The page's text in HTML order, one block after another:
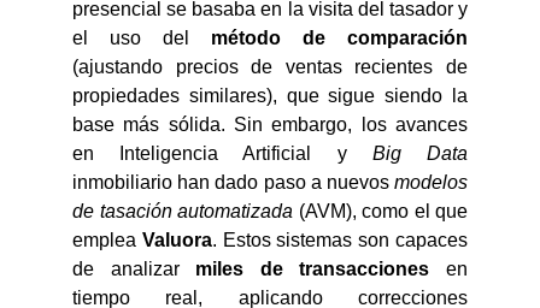
presencial se basaba en la visita del tasador y
el uso del método de comparación
(ajustando precios de ventas recientes de
propiedades similares), que sigue siendo la
base más sólida. Sin embargo, los avances
en Inteligencia Artificial y Big Data
inmobiliario han dado paso a nuevos modelos
de tasación automatizada (AVM), como el que
emplea Valuora. Estos sistemas son capaces
de analizar miles de transacciones en
tiempo real, aplicando correcciones